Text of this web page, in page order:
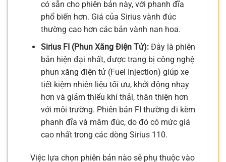
có sẵn cho phiên bản này, với phanh đĩa
phổ biến hơn. Giá của Sirius vành đúc
thường cao hơn các bản vành nan hoa.
Sirius FI (Phun Xăng Điện Tử):Đây là phiên
bản hiện đại nhất, được trang bị công nghệ
phun xăng điện tử (Fuel Injection) giúp xe
tiết kiệm nhiên liệu tối ưu, khởi động nhạy
hơn và giảm thiểu khí thải, thân thiện hơn
với môi trường. Phiên bản FI thường đi kèm
phanh đĩa và mâm đúc, do đó có mức giá
cao nhất trong các dòng Sirius 110.
Việc lựa chọn phiên bản nào sẽ phụ thuộc vào